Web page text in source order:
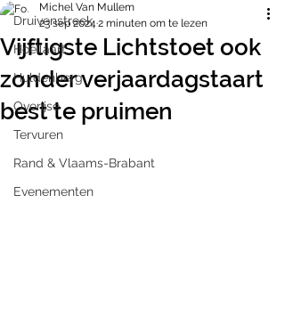
Druivenstreek
Hoeilaart
Huldenberg
Overijse
Tervuren
Rand & Vlaams-Brabant
Evenementen
Vijftigste Lichtstoet ook
zonder verjaardagstaart
best te pruimen
Michel Van Mullem
23 sep 2024 2 minuten om te lezen